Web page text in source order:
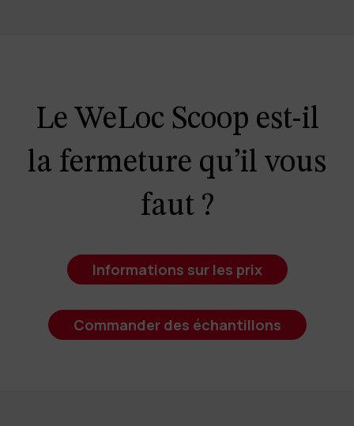
Le WeLoc Scoop est-il
la fermeture qu’il vous
faut ?
Informations sur les prix
Commander des échantillons